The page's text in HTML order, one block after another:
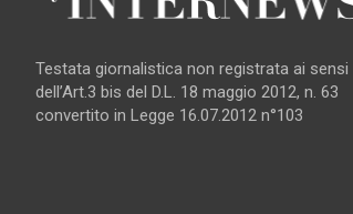
Testata giornalistica non registrata ai sensi
dell’Art.3 bis del D.L. 18 maggio 2012, n. 63
convertito in Legge 16.07.2012 n°103